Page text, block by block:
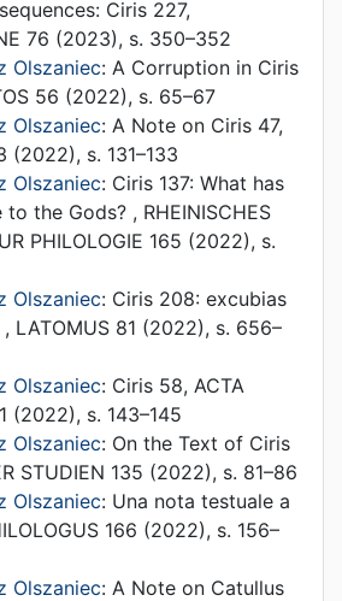
Ciris 227,
76 (2023), s. 350–352
Olszaniec: A Corruption in Ciris
56 (2022), s. 65–67
Olszaniec: A Note on Ciris 47,
(2022), s. 131–133
Olszaniec: Ciris 137: What has
to the Gods? , RHEINISCHES
PHILOLOGIE 165 (2022), s.
Olszaniec: Ciris 208: excubias
, LATOMUS 81 (2022), s. 656–
Olszaniec: Ciris 58, ACTA
(2022), s. 143–145
Olszaniec: On the Text of Ciris
STUDIEN 135 (2022), s. 81–86
Olszaniec: Una nota testuale a
166 (2022), s. 156–
Olszaniec: A Note on Catullus